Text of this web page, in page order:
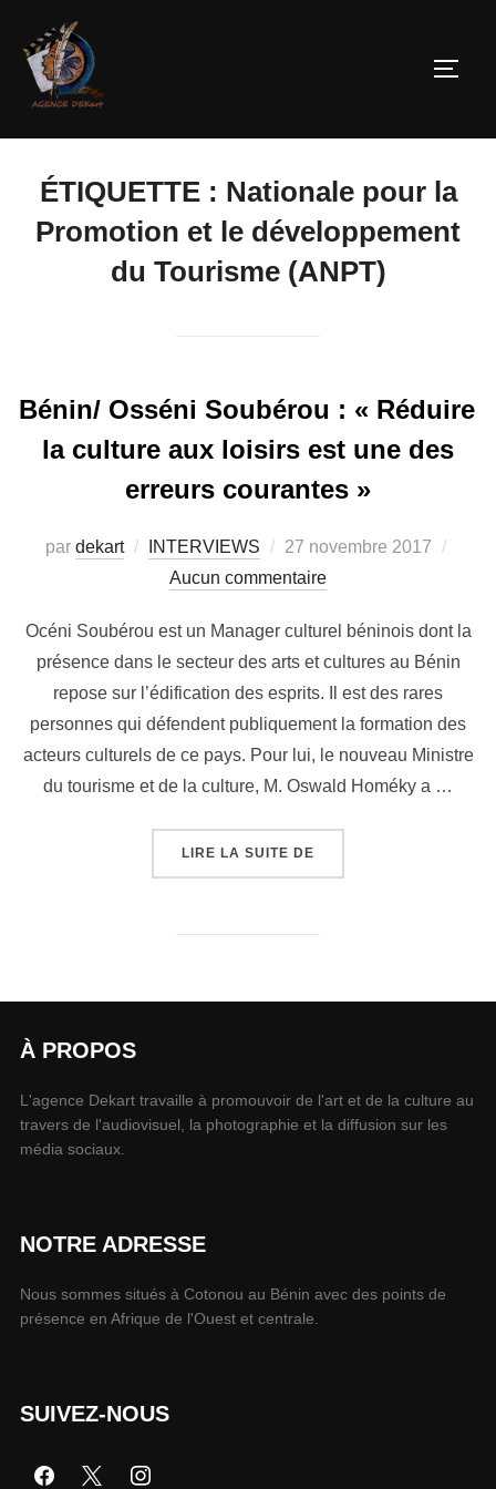
ÉTIQUETTE : Nationale pour la
Promotion et le développement
du Tourisme (ANPT)
Bénin/ Osséni Soubérou : « Réduire
la culture aux loisirs est une des
erreurs courantes »
par dekart INTERVIEWS
27 novembre 2017
Aucun commentaire
Océni Soubérou est un Manager culturel béninois dont la
présence dans le secteur des arts et cultures au Bénin
repose sur l’édification des esprits. Il est des rares
personnes qui défendent publiquement la formation des
acteurs culturels de ce pays. Pour lui, le nouveau Ministre
du tourisme et de la culture, M. Oswald Homéky a …
LIRE LA SUITE DE
À PROPOS
L'agence Dekart travaille à promouvoir de l'art et de la culture au
travers de l'audiovisuel, la photographie et la diffusion sur les
média sociaux.
NOTRE ADRESSE
Nous sommes situés à Cotonou au Bénin avec des points de
présence en Afrique de l'Ouest et centrale.
SUIVEZ-NOUS